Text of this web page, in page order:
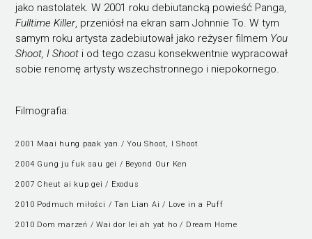
jako nastolatek. W 2001 roku debiutancką powieść Panga,
Fulltime Killer, przeniósł na ekran sam Johnnie To. W tym
samym roku artysta zadebiutował jako reżyser filmem You
Shoot, I Shoot i od tego czasu konsekwentnie wypracował
sobie renomę artysty wszechstronnego i niepokornego.
Filmografia:
2001 Maai hung paak yan / You Shoot, I Shoot
2004 Gung ju fuk sau gei / Beyond Our Ken
2007 Cheut ai kup gei / Exodus
2010 Podmuch miłości / Tan Lian Ai / Love in a Puff
2010 Dom marzeń / Wai dor lei ah yat ho / Dream Home